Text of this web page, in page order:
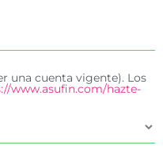
una cuenta vigente). Los
www.asufin.com/hazte-